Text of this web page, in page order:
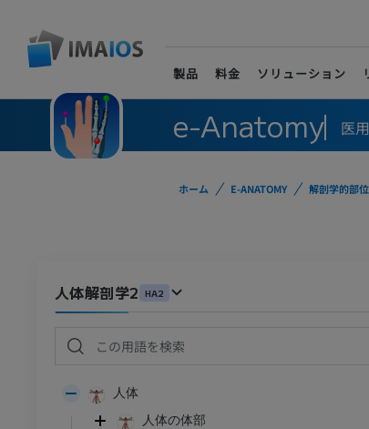
製品 料金 ソリューション
e-Anatomy 医
ホーム E-ANATOMY 解剖学的部位
人体解剖学2 HA2
人体
人体の体部